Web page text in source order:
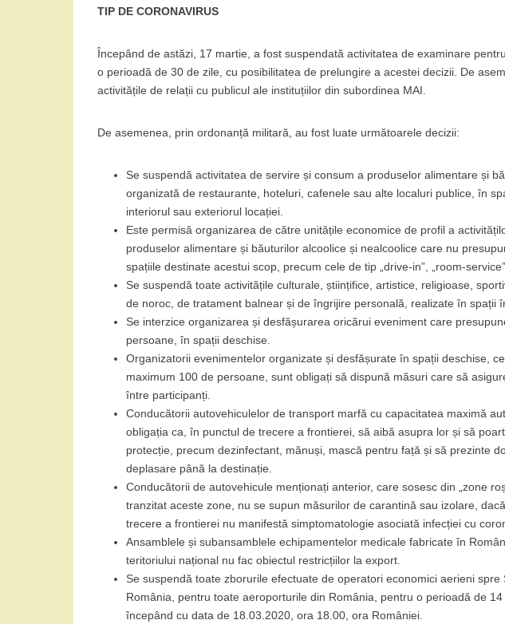
TIP DE CORONAVIRUS
Începând de astăzi, 17 martie, a fost suspendată activitatea de examinare
o perioadă de 30 de zile, cu posibilitatea de prelungire a acestei decizii. De
activitățile de relații cu publicul ale instituțiilor din subordinea MAI.
De asemenea, prin ordonanță militară, au fost luate următoarele decizii:
Se suspendă activitatea de servire și consum a produselor alimentare și
organizată de restaurante, hoteluri, cafenele sau alte localuri publice, în
interiorul sau exteriorul locației.
Este permisă organizarea de către unitățile economice de profil a
produselor alimentare și băuturilor alcoolice și nealcoolice care nu
spațiile destinate acestui scop, precum cele de tip „drive-in”, „room-
Se suspendă toate activitățile culturale, științifice, artistice, religioase,
de noroc, de tratament balnear și de îngrijire personală, realizate în spații
Se interzice organizarea și desfășurarea oricărui eveniment care
persoane, în spații deschise.
Organizatorii evenimentelor organizate și desfășurate în spații deschise,
maximum 100 de persoane, sunt obligați să dispună măsuri care să
între participanți.
Conducătorii autovehiculelor de transport marfă cu capacitatea maximă
obligația ca, în punctul de trecere a frontierei, să aibă asupra lor și să
protecție, precum dezinfectant, mănuși, mască pentru față și să prezinte
deplasare până la destinație.
Conducătorii de autovehicule menționați anterior, care sosesc din „zone
tranzitat aceste zone, nu se supun măsurilor de carantină sau izolare,
trecere a frontierei nu manifestă simptomatologie asociată infecției cu
Ansamblele și subansamblele echipamentelor medicale fabricate în
teritoriului național nu fac obiectul restricțiilor la export.
Se suspendă toate zborurile efectuate de operatori economici aerieni spre
România, pentru toate aeroporturile din România, pentru o perioadă de
începând cu data de 18.03.2020, ora 18.00, ora României.